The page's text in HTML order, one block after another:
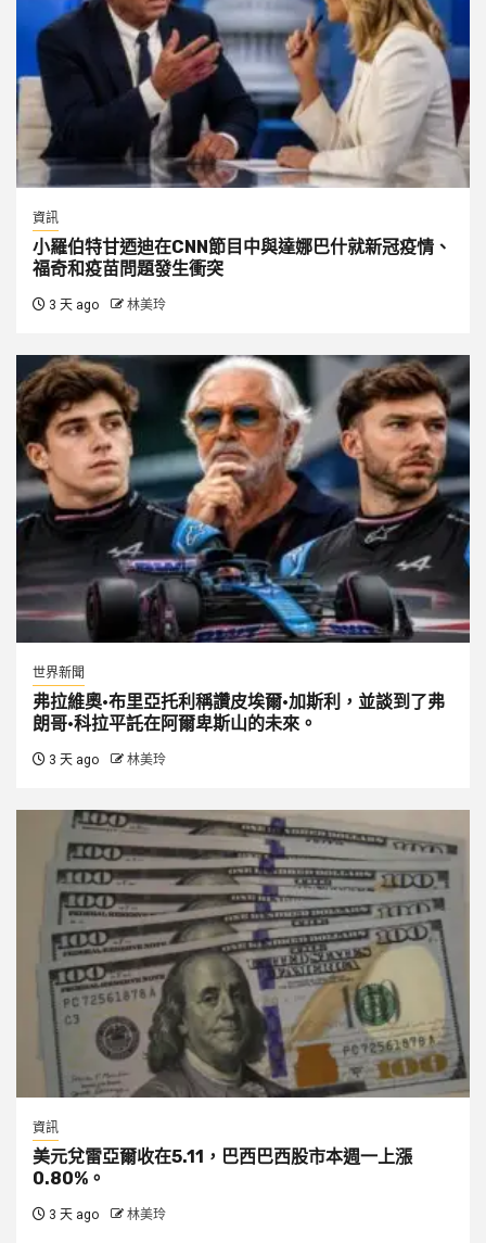
資訊
小羅伯特甘迺迪在CNN節目中與達娜巴什就新冠疫情、
福奇和疫苗問題發生衝突
3 天 ago 林美玲
世界新聞
弗拉維奧·布里亞托利稱讚皮埃爾·加斯利，並談到了弗
朗哥·科拉平託在阿爾卑斯山的未來。
3 天 ago 林美玲
資訊
美元兌雷亞爾收在5.11，巴西巴西股市本週一上漲
0.80%。
3 天 ago 林美玲